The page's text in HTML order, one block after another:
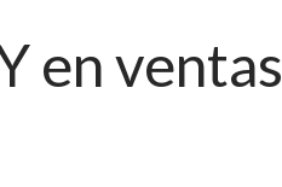
en ventas